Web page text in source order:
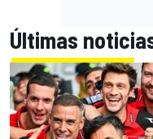
Últimas